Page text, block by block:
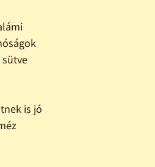
sütve
is jó